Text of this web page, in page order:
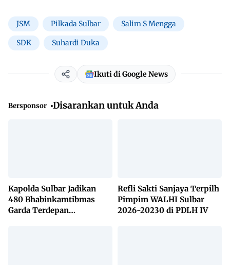
JSM Pilkada Sulbar Salim S Mengga
SDK Suhardi Duka
Ikuti di Google News
Bersponsor Disarankan untuk Anda
Kapolda Sulbar Jadikan
480 Bhabinkamtibmas
Garda Terdepan
Refli Sakti Sanjaya Terpilh
Pimpim WALHI Sulbar
2026-20230 di PDLH IV